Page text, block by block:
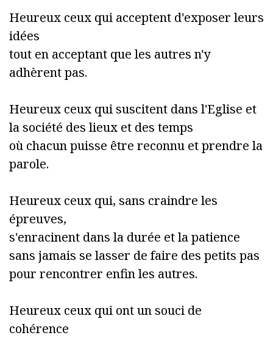
Heureux ceux qui acceptent d'exposer leurs
idées
tout en acceptant que les autres n'y
adhèrent pas.
Heureux ceux qui suscitent dans l'Eglise et
la société des lieux et des temps
où chacun puisse être reconnu et prendre la
parole.
Heureux ceux qui, sans craindre les
épreuves,
s'enracinent dans la durée et la patience
sans jamais se lasser de faire des petits pas
pour rencontrer enfin les autres.
Heureux ceux qui ont un souci de
cohérence